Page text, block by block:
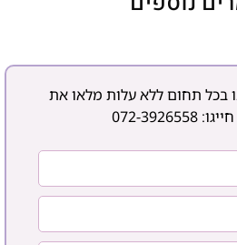
בכל תחום ללא עלות מלאו את
072-3926558